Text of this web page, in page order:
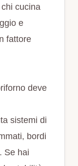
cucina
e
fattore
deve
sistemi di
bordi
Se hai